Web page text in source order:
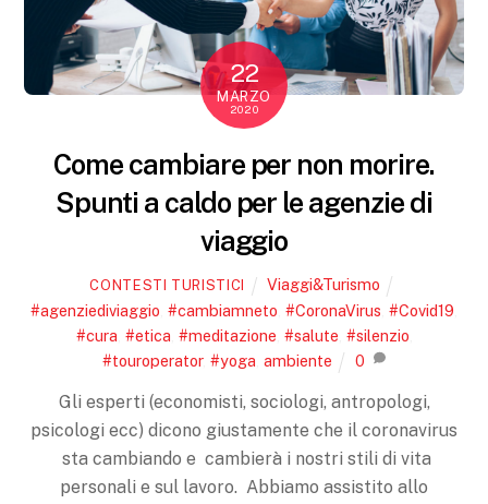
22
MARZO
2020
Come cambiare per non morire.
Spunti a caldo per le agenzie di
viaggio
CONTESTI TURISTICI
Viaggi&Turismo
#agenziediviaggio #cambiamneto #CoronaVirus #Covid19
#cura #etica #meditazione #salute #silenzio
#touroperator, #yoga ambiente 0
Gli esperti (economisti, sociologi, antropologi,
psicologi ecc) dicono giustamente che il coronavirus
sta cambiando e cambierà i nostri stili di vita
personali e sul lavoro. Abbiamo assistito allo